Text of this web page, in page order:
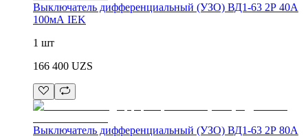
Выключатель дифференциальный (УЗО) ВД1-63 2Р 40А
100мА IEK
1 шт
166 400 UZS
Выключатель дифференциальный (УЗО) ВД1-63 2Р 80А